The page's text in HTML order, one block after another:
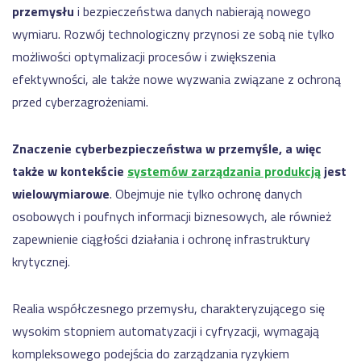
Sprawdź
Demo
System
monitorowania
OEE
-
Dashboardy
KPI
kompetencji
BAZA
WIEDZY
OEE –
co musisz
wiedzieć
stockami?
Obniżenie
kosztów
operacyjnych
w
firmie
z
kabli
i
przewodów
dla
przemysłu
samochodowego
Pozostałe
REFERENCJE
przemysłu i bezpieczeństwa danych nabierają nowego
wymiaru. Rozwój technologiczny przynosi ze sobą nie tylko
możliwości optymalizacji procesów i zwiększenia
efektywności, ale także nowe wyzwania związane z ochroną
przed cyberzagrożeniami.
Znaczenie cyberbezpieczeństwa w przemyśle, a więc
także w kontekście systemów zarządzania produkcją jest
wielowymiarowe. Obejmuje nie tylko ochronę danych
osobowych i poufnych informacji biznesowych, ale również
zapewnienie ciągłości działania i ochronę infrastruktury
krytycznej.
Realia współczesnego przemysłu, charakteryzującego się
wysokim stopniem automatyzacji i cyfryzacji, wymagają
kompleksowego podejścia do zarządzania ryzykiem